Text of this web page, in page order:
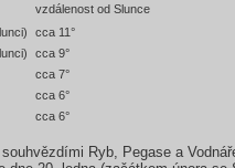
vzdálenost od Slunce
cca 11°
cca 9°
cca 7°
cca 6°
cca 6°
Ryb, Pegase a